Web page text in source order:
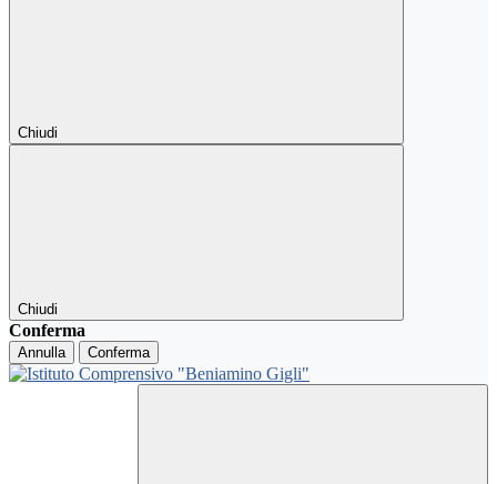
Chiudi
Chiudi
Conferma
Annulla Conferma